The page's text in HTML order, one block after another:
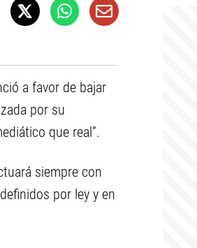
a favor de bajar
por su
que real”.
siempre con
por ley y en